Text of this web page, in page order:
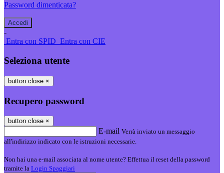
Password dimenticata?
-
Entra con SPID Entra con CIE
Seleziona utente
button close ×
Recupero password
button close ×
E-mail Verrà inviato un messaggio
all'indirizzo indicato con le istruzioni necessarie.
Non hai una e-mail associata al nome utente? Effettua il reset della password
tramite la Login Spaggiari